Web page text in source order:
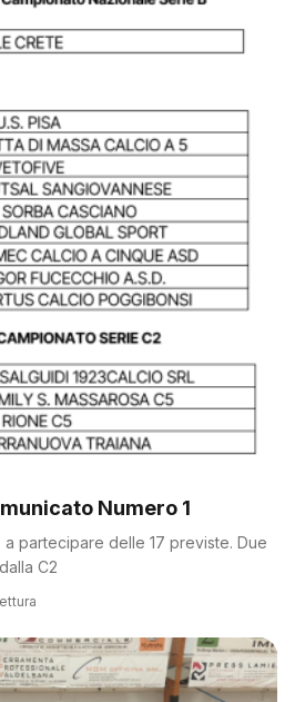
Numero 1
partecipare delle 17 previste. Due
C2